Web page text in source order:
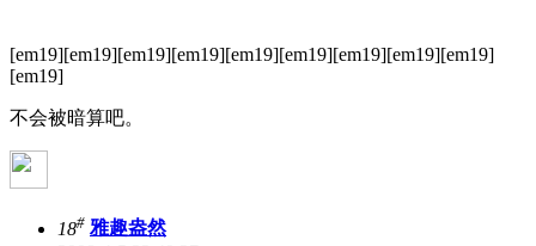
[em19][em19][em19][em19][em19][em19][em19][em19][em19]
[em19]
不会被暗算吧。
18# 雅趣盎然